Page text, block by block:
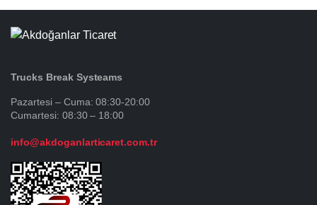
Trucks Break Systeams
Pazartesi – Cuma: 08:30-20:00
Cumartesi: 08:30 – 18:00
info@akdoganlarticaret.com.tr